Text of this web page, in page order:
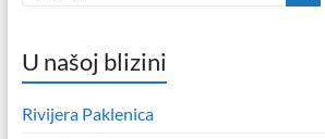
U našoj blizini
Rivijera Paklenica